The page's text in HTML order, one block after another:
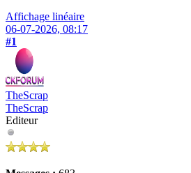
Affichage linéaire
06-07-2026, 08:17
#1
TheScrap
TheScrap
Editeur